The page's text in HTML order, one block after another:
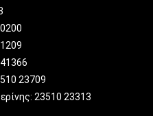
23709
23510 23313